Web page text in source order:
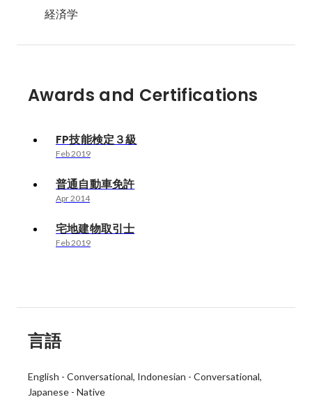
経済学
Awards and Certifications
FP技能検定３級
Feb 2019
普通自動車免許
Apr 2014
宅地建物取引士
Feb 2019
言語
English - Conversational Indonesian - Conversational
Japanese - Native